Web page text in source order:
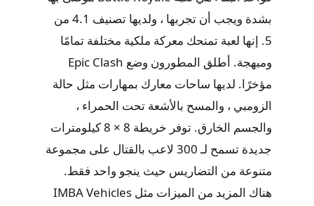
بشدة ويجب أن تجربها ، ولديها تصنيف 4.1 من
5. إنها لعبة تمنحك معركة ملكية مختلفة تمامًا
ومبهجة. أطلق المطورون وضع Epic Clash
مؤخرًا. لديها ساحات معارك بمهارات مثل حالة
الزومبي ، والمسح بالأشعة تحت الحمراء ،
والجسم الخارق. توفر خريطة 8 × 8 كيلومترات
جديدة تسمح لـ 300 لاعب بالقتال على مجموعة
متنوعة من التضاريس حيث ينجو واحد فقط.
هناك المزيد من الميزات مثل IMBA Vehicles